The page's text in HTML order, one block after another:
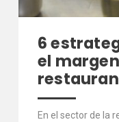
6
el
En el sector de la